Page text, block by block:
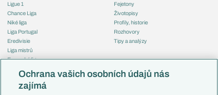
Ligue 1
Chance Liga
Niké liga
Liga Portugal
Eredivisie
Liga mistrů
Evropská liga
Mistrovství světa
Liga národů
Fejetony
Životopisy
Profily, historie
Rozhovory
Tipy a analýzy
Česko
Ochrana vašich osobních údajů nás
zajímá